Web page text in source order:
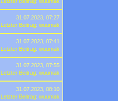
31.07.2023, 07:27
Letzter Beitrag:wuumak
31.07.2023, 07:41
Letzter Beitrag:wuumak
31.07.2023, 07:55
Letzter Beitrag:wuumak
31.07.2023, 08:10
Letzter Beitrag:wuumak